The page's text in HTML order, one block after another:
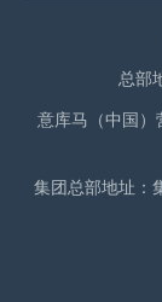
总部
意库马（中国
集团总部地址：